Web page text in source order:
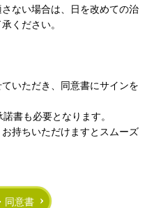
ない場合は、日を改めての治
ください。
いただき、同意書にサインを
書も必要となります。
持ちいただけますとスムーズ
同意書